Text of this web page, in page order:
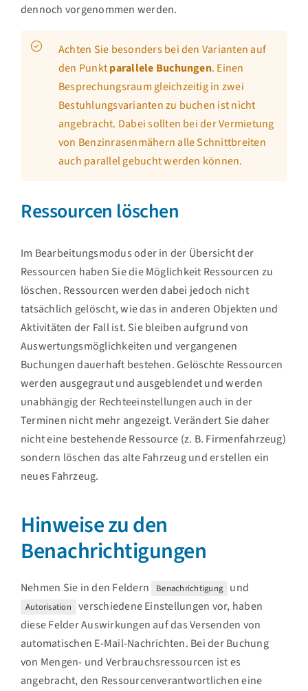
dennoch vorgenommen werden.
Achten Sie besonders bei den Varianten auf
den Punktparallele Buchungen. Einen
Besprechungsraum gleichzeitig in zwei
Bestuhlungsvarianten zu buchen ist nicht
angebracht. Dabei sollten bei der Vermietung
von Benzinrasenmähern alle Schnittbreiten
auch parallel gebucht werden können.
Ressourcen löschen
Im Bearbeitungsmodus oder in der Übersicht der
Ressourcen haben Sie die Möglichkeit Ressourcen zu
löschen. Ressourcen werden dabei jedoch nicht
tatsächlich gelöscht, wie das in anderen Objekten und
Aktivitäten der Fall ist. Sie bleiben aufgrund von
Auswertungsmöglichkeiten und vergangenen
Buchungen dauerhaft bestehen. Gelöschte Ressourcen
werden ausgegraut und ausgeblendet und werden
unabhängig der Rechteeinstellungen auch in der
Terminen nicht mehr angezeigt. Verändert Sie daher
nicht eine bestehende Ressource (z. B. Firmenfahrzeug)
sondern löschen das alte Fahrzeug und erstellen ein
neues Fahrzeug.
Hinweise zu den
Benachrichtigungen
Nehmen Sie in den Feldern Benachrichtigung und
Autorisation
verschiedene Einstellungen vor, haben
diese Felder Auswirkungen auf das Versenden von
automatischen E-Mail-Nachrichten. Bei der Buchung
von Mengen- und Verbrauchsressourcen ist es
angebracht, den Ressourcenverantwortlichen eine